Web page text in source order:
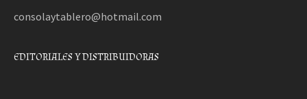
consolaytablero@hotmail.com
EDITORIALES Y DISTRIBUIDORAS